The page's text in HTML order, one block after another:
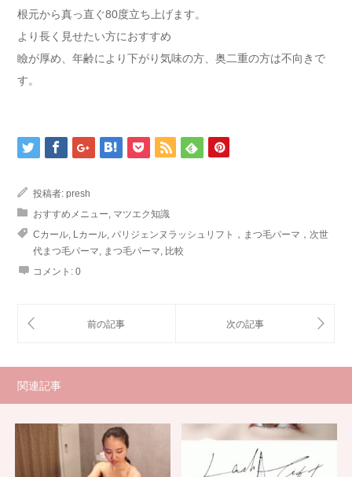
根元から真っ直ぐ80度立ち上げます。
より長く見せたい方におすすめ
瞼が厚め、年齢により下がり気味の方、奥二重の方は不向きで
す。
投稿者: presh
おすすめメニュー, マツエク知識
Cカール, Lカール, パリジェンヌラッシュリフト，まつ毛パーマ，次世
代まつ毛パーマ, まつ毛パーマ, 比較
コメント: 0
関連記事